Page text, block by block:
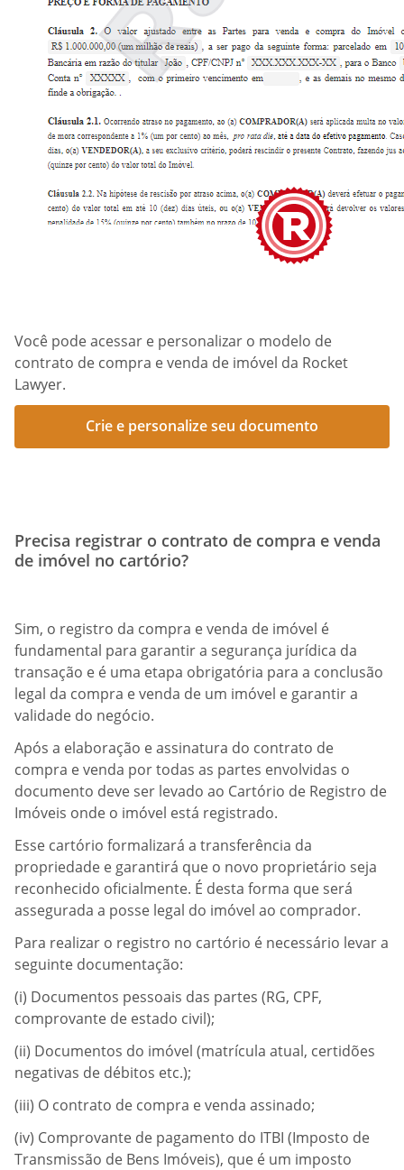
Você pode acessar e personalizar o modelo de
contrato de compra e venda de imóvel da Rocket
Lawyer.
Crie e personalize seu documento
Precisa registrar o contrato de compra e venda
de imóvel no cartório?
Sim, o registro da compra e venda de imóvel é
fundamental para garantir a segurança jurídica da
transação e é uma etapa obrigatória para a conclusão
legal da compra e venda de um imóvel e garantir a
validade do negócio.
Após a elaboração e assinatura do contrato de
compra e venda por todas as partes envolvidas o
documento deve ser levado ao Cartório de Registro de
Imóveis onde o imóvel está registrado.
Esse cartório formalizará a transferência da
propriedade e garantirá que o novo proprietário seja
reconhecido oficialmente. É desta forma que será
assegurada a posse legal do imóvel ao comprador.
Para realizar o registro no cartório é necessário levar a
seguinte documentação:
(i) Documentos pessoais das partes (RG, CPF,
comprovante de estado civil);
(ii) Documentos do imóvel (matrícula atual, certidões
negativas de débitos etc.);
(iii) O contrato de compra e venda assinado;
(iv) Comprovante de pagamento do ITBI (Imposto de
Transmissão de Bens Imóveis), que é um imposto